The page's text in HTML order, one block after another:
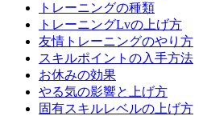
トレーニングの種類
トレーニングLvの上げ方
友情トレーニングのやり方
スキルポイントの入手方法
お休みの効果
やる気の影響と上げ方
固有スキルレベルの上げ方